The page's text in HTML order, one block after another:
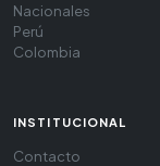
Nacionales
Perú
Colombia
INSTITUCIONAL
Contacto